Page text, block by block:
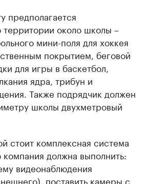
предполагается
территории около школы –
мини-поля для хоккея
покрытием, беговой
для игры в баскетбол,
ядра, трибун и
Также подрядчик должен
школы двухметровый
стоит комплексная система
должна выполнить:
видеонаблюдения
поставить камеры с